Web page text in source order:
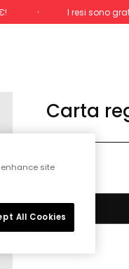
I resi sono
Totale
Carta
enhance site
All Cookies